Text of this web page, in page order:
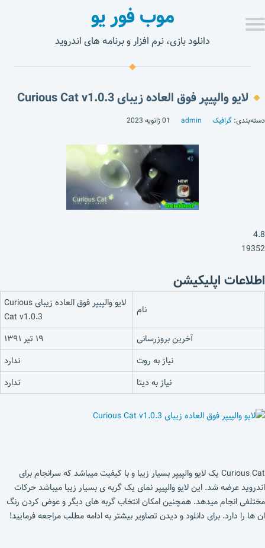
موب فور یو
دانلود بازی، نرم افزار و برنامه های اندروید
لایو والپیپر فوق العاده زیبای Curious Cat v1.0.3
دسته‌بندی: گرافیک admin 01 ژانویه 2023
4.8
19352
اطلاعات اپلیکیشن
نام
لایو والپیپر فوق العاده زیبای Curious
Cat v1.0.3
آخرین بروزرسانی
۱۹ تیر ۱۳۹۱
نیاز به روت
ندارد
نیاز به دیتا
ندارد
Curious Cat یک لایو والپیپر بسیار زیبا و با کیفیت میباشد که سرانجام برای
اندروید عرضه شد. این لایو والپیپر نمای یک گربه ی بسیار زیبا میباشد حرکات
مختلفی انجام میدهد. همچنین امکان انتخاب گربه های دیگر و عوض کردن رنگ
ان ها را دارد. برای دانلود و دیدن تصاویر بیشتر به ادامه مطلب مراجعه فرمایید!